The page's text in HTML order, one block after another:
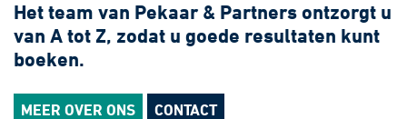
Het team van Pekaar & Partners ontzorgt u
van A tot Z, zodat u goede resultaten kunt
boeken.
MEER OVER ONS CONTACT
Contact